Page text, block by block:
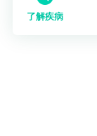
了解疾病